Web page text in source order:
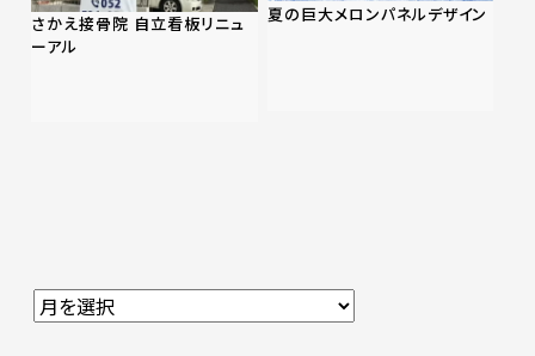
さかえ接骨院 自立看板リニュ
ーアル
夏の巨大メロンパネルデザイン